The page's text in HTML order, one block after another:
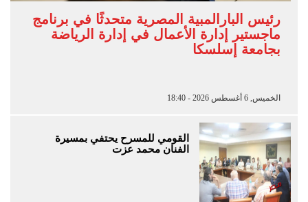
رئيس البارالمبية المصرية متحدثًا في برنامج
ماجستير إدارة الأعمال في إدارة الرياضة
بجامعة إسلسكا
الخميس, 6 أغسطس 2026 - 18:40
القومي للمسرح يحتفي بمسيرة
الفنان محمد عزت